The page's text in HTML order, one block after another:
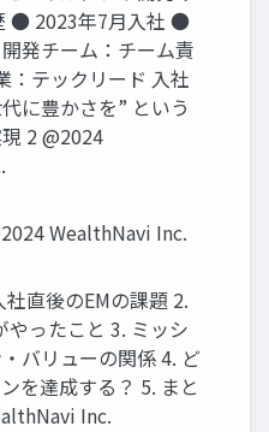
● 2023年7⽉⼊社 ●
発チーム：チーム責
テックリード 入社
に豊かさを” という
2 @2024
WealthNavi Inc.
直後のEMの課題 2.
やったこと 3. ミッシ
バリューの関係 4. ど
を達成する？ 5. まと
Inc.